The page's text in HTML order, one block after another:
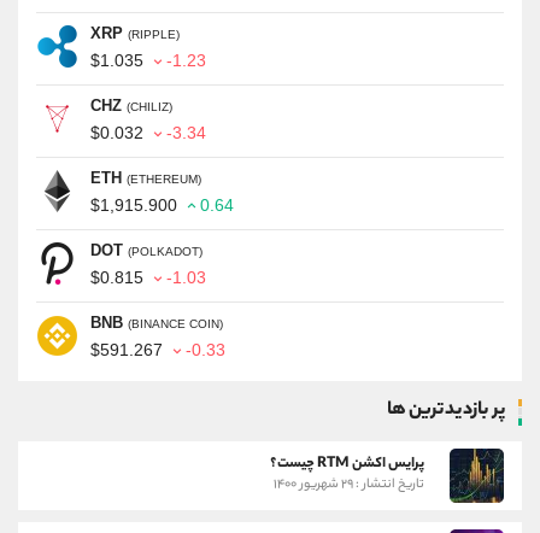
XRP (RIPPLE)
$1.035 -1.23
CHZ (CHILIZ)
$0.032 -3.34
ETH (ETHEREUM)
$1,915.900 0.64
DOT (POLKADOT)
$0.815 -1.03
BNB (BINANCE COIN)
$591.267 -0.33
پر بازدیدترین ها
پرایس اکشن RTM چیست؟
تاریخ انتشار : ۲۹ شهریور ۱۴۰۰